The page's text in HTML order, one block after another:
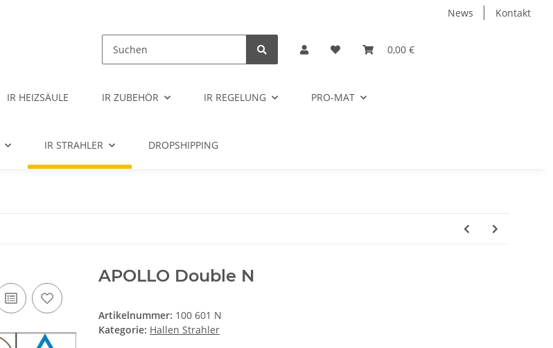
News Kontakt
0,00 €
IR HEIZSÄULE IR ZUBEHÖR IR REGELUNG PRO-MAT
IR STRAHLER DROPSHIPPING
APOLLO Double N
Artikelnummer: 100 601 N
Kategorie: Hallen Strahler